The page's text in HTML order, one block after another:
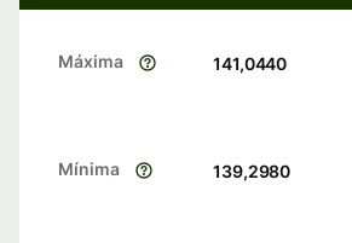
Máxima 141,0440
Mínima 139,2980